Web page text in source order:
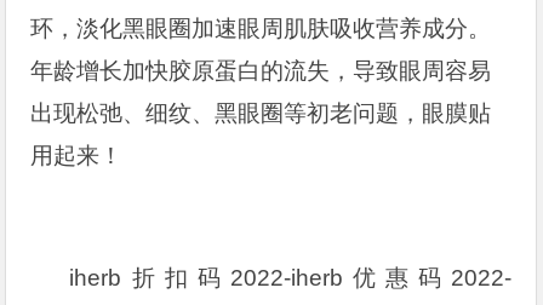
环，淡化黑眼圈加速眼周肌肤吸收营养成分。
年龄增长加快胶原蛋白的流失，导致眼周容易
出现松弛、细纹、黑眼圈等初老问题，眼膜贴
用起来！
iherb折扣码2022-iherb优惠码2022-